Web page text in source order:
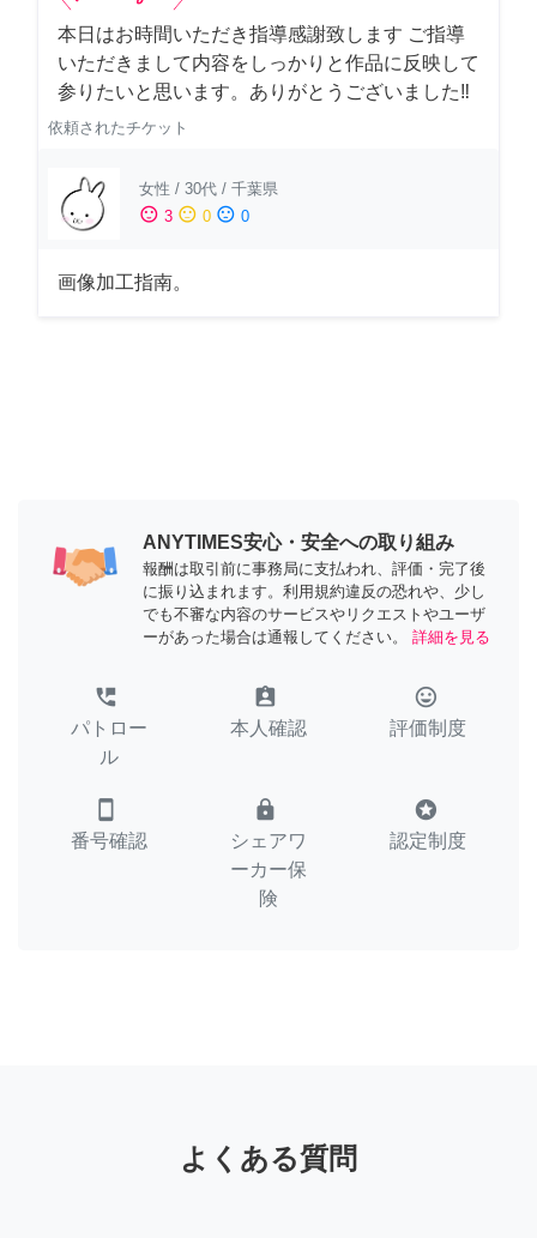
本日はお時間いただき指導感謝致します ご指導
いただきまして内容をしっかりと作品に反映して
参りたいと思います。ありがとうございました‼️
依頼されたチケット
女性 / 30代 / 千葉県
sentiment_satisfied 3 sentiment_neutral 0 sentiment_dissatisfied 0
画像加工指南。
ANYTIMES安心・安全への取り組み
報酬は取引前に事務局に支払われ、評価・完了後
に振り込まれます。利用規約違反の恐れや、少し
でも不審な内容のサービスやリクエストやユーザ
ーがあった場合は通報してください。
詳細を見る
perm_phone_msg
パトロー
ル
assignment_ind
本人確認
tag_faces
評価制度
smartphone
番号確認
lock
シェアワ
ーカー保
険
stars
認定制度
よくある質問